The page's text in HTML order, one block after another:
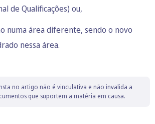
de Qualificações) ou,
numa área diferente, sendo o novo
nessa área.
no artigo não é vinculativa e não invalida a
que suportem a matéria em causa.